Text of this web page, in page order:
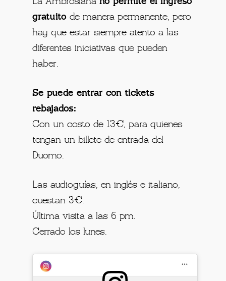
gratuito de manera permanente, pero
hay que estar siempre atento a las
diferentes iniciativas que pueden
haber.
Se puede entrar con tickets
rebajados:
Con un costo de 13€, para quienes
tengan un billete de entrada del
Duomo.
Las audioguías, en inglés e italiano,
cuestan 3€.
Última visita a las 6 pm.
Cerrado los lunes.